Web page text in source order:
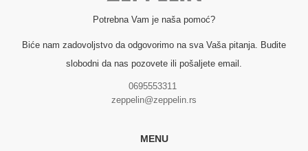
Potrebna Vam je naša pomoć?
Biće nam zadovoljstvo da odgovorimo na sva Vaša pitanja. Budite
slobodni da nas pozovete ili pošaljete email.
0695553311
zeppelin@zeppelin.rs
MENU